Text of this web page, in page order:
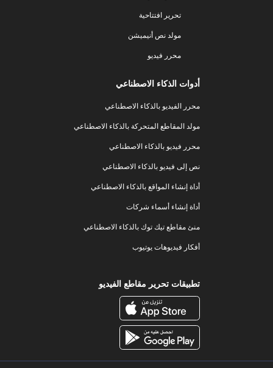
تحرير افتتاحية
مولد نص أنيميشن
محرر فيديو
أدوات الذكاء الاصطناعي
محرر الفيديو بالذكاء الاصطناعي
مولد المقاطع المتحركة بالذكاء الاصطناعي
محرر فيديو بالذكاء الاصطناعي
نص إلى فيديو بالذكاء الاصطناعي
أداة إنشاء المواقع بالذكاء الاصطناعي
أداة إنشاء أسماء شركات
منئ مقاطع تيك توك بالذكاء الاصطناعي
أفكار فيديوهات يوتيوب
تطبيقات تحرير مقاطع الفيديو